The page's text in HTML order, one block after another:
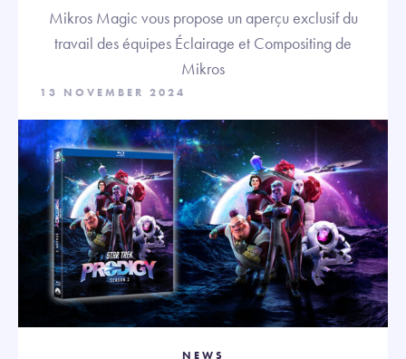
Mikros Magic vous propose un aperçu exclusif du
travail des équipes Éclairage et Compositing de
Mikros
13 NOVEMBER 2024
NEWS